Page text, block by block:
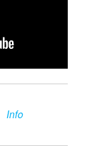
Info